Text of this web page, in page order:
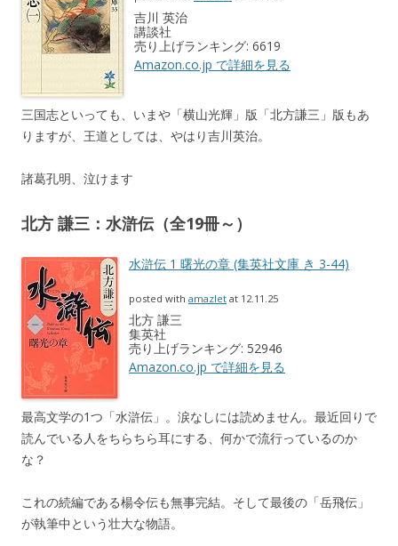
吉川 英治
講談社
売り上げランキング: 6619
Amazon.co.jp で詳細を見る
三国志といっても、いまや「横山光輝」版「北方謙三」版もあ
りますが、王道としては、やはり吉川英治。
諸葛孔明、泣けます
北方 謙三：水滸伝（全19冊～）
水滸伝 1 曙光の章 (集英社文庫 き 3-44)
posted with amazlet at 12.11.25
北方 謙三
集英社
売り上げランキング: 52946
Amazon.co.jp で詳細を見る
最高文学の1つ「水滸伝」。涙なしには読めません。最近回りで
読んでいる人をちらちら耳にする、何かで流行っているのか
な？
これの続編である楊令伝も無事完結。そして最後の「岳飛伝」
が執筆中という壮大な物語。